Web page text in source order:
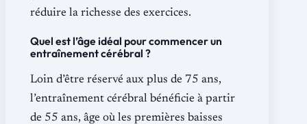
réduire la richesse des exercices.
Quel est l’âge idéal pour commencer un
entraînement cérébral ?
Loin d’être réservé aux plus de 75 ans,
l’entraînement cérébral bénéficie à partir
de 55 ans, âge où les premières baisses